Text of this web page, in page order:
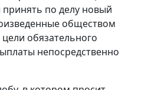
по делу новый
обществом
обязательного
непосредственно